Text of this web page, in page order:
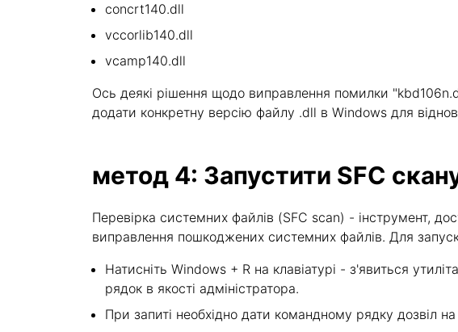
concrt140.dll
vccorlib140.dll
vcamp140.dll
Ось деякі рішення щодо виправлення помилки
додати конкретну версію файлу .dll в Windows для
метод 4: Запустити SFC
Перевірка системних файлів (SFC scan) - інструмент,
виправлення пошкоджених системних файлів. Для
Натисніть Windows + R на клавіатурі - з'явиться
рядок в якості адміністратора.
При запиті необхідно дати командному рядку дозвіл